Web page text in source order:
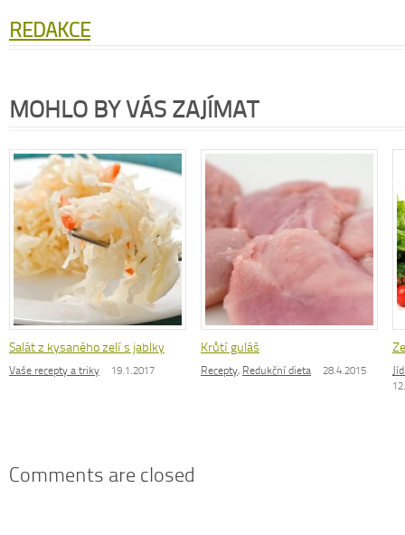
REDAKCE
MOHLO BY VÁS ZAJÍMAT
Salát z kysaného zelí s jablky
Vaše recepty a triky 19.1.2017
Krůtí guláš
Recepty, Redukční dieta 28.4.2015
Comments are closed